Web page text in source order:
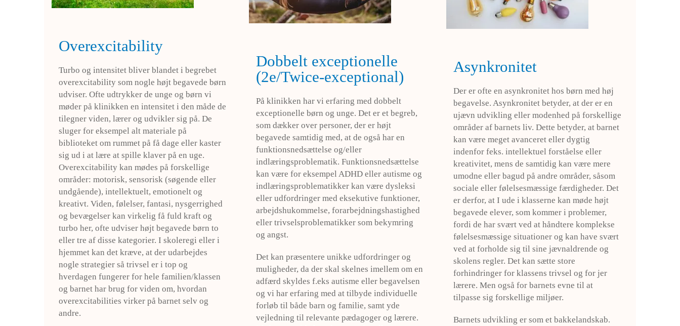
Overexcitability
Turbo og intensitet bliver blandet i begrebet
overexcitability som nogle højt begavede børn
udviser. Ofte udtrykker de unge og børn vi
møder på klinikken en intensitet i den måde de
tilegner viden, lærer og udvikler sig på. De
sluger for eksempel alt materiale på
biblioteket om rummet på få dage eller kaster
sig ud i at lære at spille klaver på en uge.
Overexcitability kan mødes på forskellige
områder: motorisk, sensorisk (søgende eller
undgående), intellektuelt, emotionelt og
kreativt. Viden, følelser, fantasi, nysgerrighed
og bevægelser kan virkelig få fuld kraft og
turbo her, ofte udviser højt begavede børn to
eller tre af disse kategorier. I skoleregi eller i
hjemmet kan det kræve, at der udarbejdes
nogle strategier så trivsel er i top og
hverdagen fungerer for hele familien/klassen
og barnet har brug for viden om, hvordan
overexcitabilities virker på barnet selv og
andre.
Dobbelt exceptionelle
(2e/Twice-exceptional)
På klinikken har vi erfaring med dobbelt
exceptionelle børn og unge. Det er et begreb,
som dækker over personer, der er højt
begavede samtidig med, at de også har en
funktionsnedsættelse og/eller
indlæringsproblematik. Funktionsnedsættelse
kan være for eksempel ADHD eller autisme og
indlæringsproblematikker kan være dysleksi
eller udfordringer med eksekutive funktioner,
arbejdshukommelse, forarbejdningshastighed
eller trivselsproblematikker som bekymring
og angst.
Det kan præsentere unikke udfordringer og
muligheder, da der skal skelnes imellem om en
adfærd skyldes f.eks autisme eller begavelsen
og vi har erfaring med at tilbyde individuelle
forløb til både barn og familie, samt yde
vejledning til relevante pædagoger og lærere.
Asynkronitet
Der er ofte en asynkronitet hos børn med høj
begavelse. Asynkronitet betyder, at der er en
ujævn udvikling eller modenhed på forskellige
områder af barnets liv. Dette betyder, at barnet
kan være meget avanceret eller dygtig
indenfor feks. intellektuel forståelse eller
kreativitet, mens de samtidig kan være mere
umodne eller bagud på andre områder, såsom
sociale eller følelsesmæssige færdigheder. Det
er derfor, at I ude i klasserne kan møde højt
begavede elever, som kommer i problemer,
fordi de har svært ved at håndtere komplekse
følelsesmæssige situationer og kan have svært
ved at forholde sig til sine jævnaldrende og
skolens regler. Det kan sætte store
forhindringer for klassens trivsel og for jer
lærere. Men også for barnets evne til at
tilpasse sig forskellige miljøer.
Barnets udvikling er som et bakkelandskab.